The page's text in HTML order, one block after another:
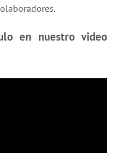
en nuestro video